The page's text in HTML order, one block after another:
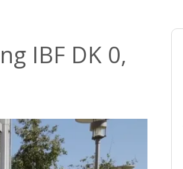
IBF DK 0,